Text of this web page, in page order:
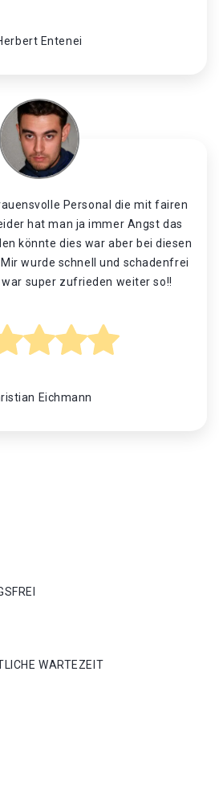
Entenei
Personal die mit fairen
hat man ja immer Angst das
könnte dies war aber bei diesen
wurde schnell und schadenfrei
super zufrieden weiter so!!
Eichmann
WARTEZEIT